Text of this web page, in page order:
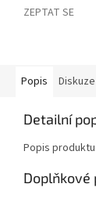
ZEPTAT SE
Popis Diskuze
Detailní
Popis